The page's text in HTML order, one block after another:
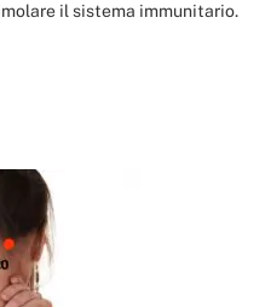
il sistema immunitario.